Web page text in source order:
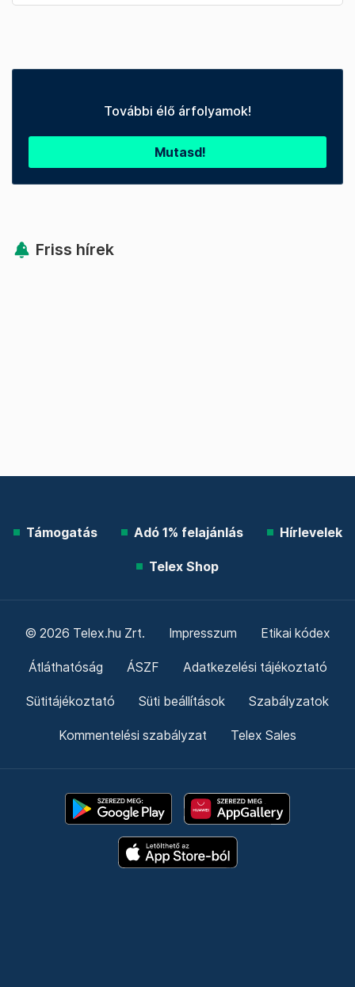
További élő árfolyamok!
Mutasd!
Friss hírek
Támogatás Adó 1% felajánlás Hírlevelek
Telex Shop
© 2026 Telex.hu Zrt. Impresszum Etikai kódex
Átláthatóság ÁSZF Adatkezelési tájékoztató
Sütitájékoztató Süti beállítások Szabályzatok
Kommentelési szabályzat Telex Sales